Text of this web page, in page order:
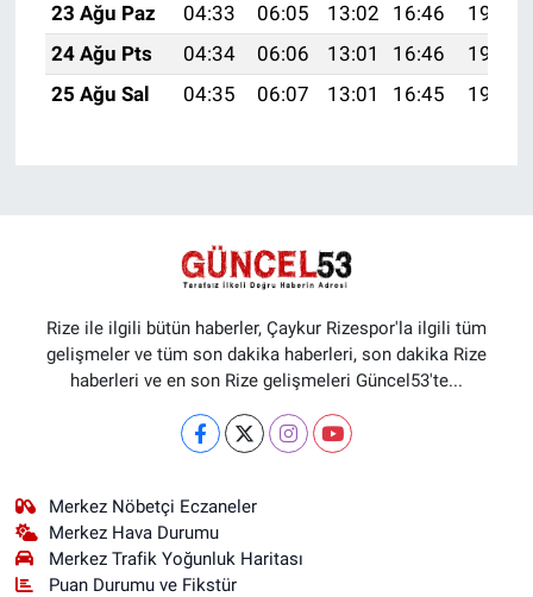
23 Ağu Paz
04:33 06:05 13:02 16:46
19:48
24 Ağu Pts
04:34 06:06 13:01 16:46
19:47
25 Ağu Sal
04:35 06:07 13:01 16:45 19:45
Rize ile ilgili bütün haberler, Çaykur Rizespor'la ilgili tüm
gelişmeler ve tüm son dakika haberleri, son dakika Rize
haberleri ve en son Rize gelişmeleri Güncel53'te...
Merkez Nöbetçi Eczaneler
Merkez Hava Durumu
Merkez Trafik Yoğunluk Haritası
Puan Durumu ve Fikstür